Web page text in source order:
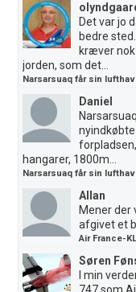
Det var jo
bedre
kræver
jorden, som det...
Narsarsuaq får sin
Daniel
hangarer, 1800m...
Narsarsuaq får sin
Allan
Mener der
afgivet et
Air France-
Søren
I min